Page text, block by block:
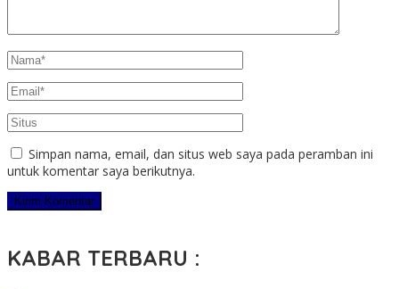
Simpan nama, email, dan situs web saya pada peramban ini
untuk komentar saya berikutnya.
KABAR TERBARU :